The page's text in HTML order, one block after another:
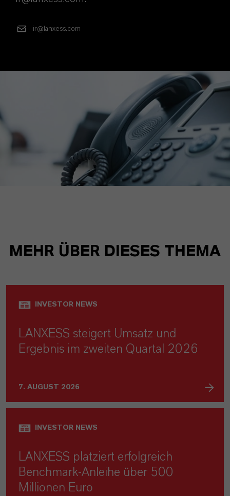
ir@lanxess.com
MEHR ÜBER DIESES THEMA
INVESTOR NEWS
LANXESS steigert Umsatz und
Ergebnis im zweiten Quartal 2026
7. AUGUST 2026
INVESTOR NEWS
LANXESS platziert erfolgreich
Benchmark-Anleihe über 500
Millionen Euro